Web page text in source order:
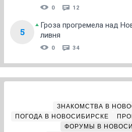
0 12
5
Гроза прогремела над
ливня
0 34
ЗНАКОМСТВА В
ПОГОДА В НОВОСИБИРСКЕ
ФОРУМЫ В